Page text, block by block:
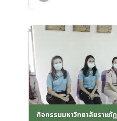
กิจกรรมมหาวิทยาลัยราชภัฏ